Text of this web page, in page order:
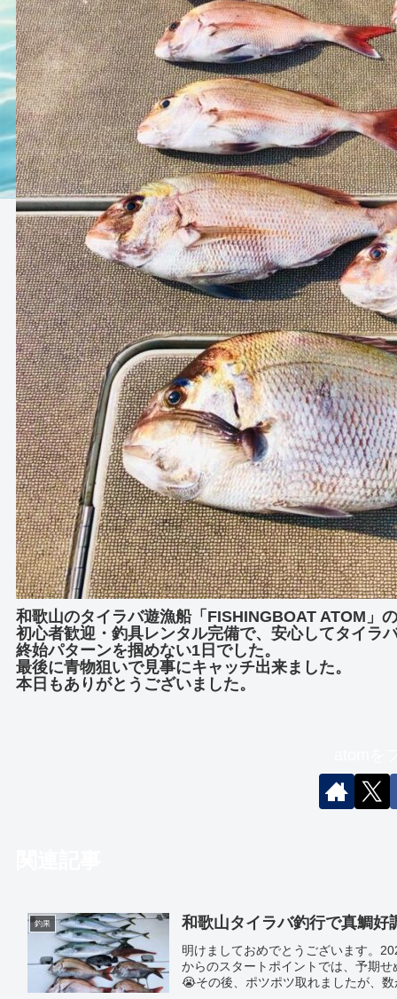
和歌山のタイラバ遊漁船「FISHINGBOAT ATOM」
初心者歓迎・釣具レンタル完備で、安心してタイラ
終始パターンを掴めない1日でした。
最後に青物狙いで見事にキャッチ出来ました。
本日もありがとうございました。
釣果 和歌山タイラバ釣行で真鯛
明けましておめでとうございます。
からのスタートポイントでは、予期
😭その後、ポツポツ取れましたが、